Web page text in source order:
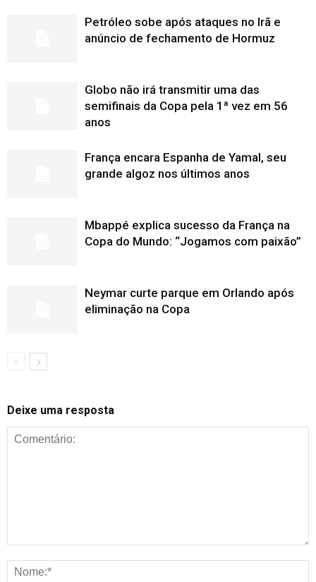
Petróleo sobe após ataques no Irã e
anúncio de fechamento de Hormuz
Globo não irá transmitir uma das
semifinais da Copa pela 1ª vez em 56
anos
França encara Espanha de Yamal, seu
grande algoz nos últimos anos
Mbappé explica sucesso da França na
Copa do Mundo: “Jogamos com paixão”
Neymar curte parque em Orlando após
eliminação na Copa
Deixe uma resposta